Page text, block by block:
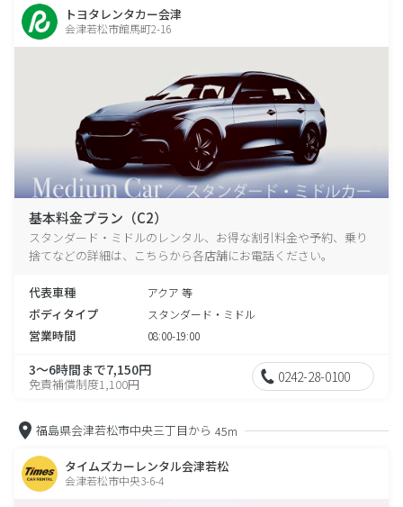
トヨタレンタカー会津
会津若松市館馬町2-16
基本料金プラン（C2）
スタンダード・ミドルのレンタル、お得な割引料金や予約、乗り
捨てなどの詳細は、こちらから各店舗にお電話ください。
代表車種 アクア 等
ボディタイプ スタンダード・ミドル
営業時間 08:00-19:00
3～6時間まで7,150円
免責補償制度1,100円 0242-28-0100
福島県会津若松市中央三丁目から 45m
タイムズカーレンタル会津若松
会津若松市中央3-6-4